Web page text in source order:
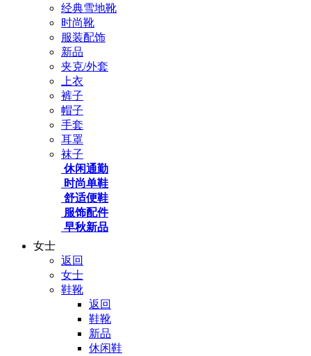
经典雪地靴
时尚靴
服装配饰
新品
夹克/外套
上衣
裤子
帽子
手套
耳罩
袜子
休闲通勤
时尚单鞋
舒适便鞋
服饰配件
早秋新品
女士
返回
女士
鞋靴
返回
鞋靴
新品
休闲鞋